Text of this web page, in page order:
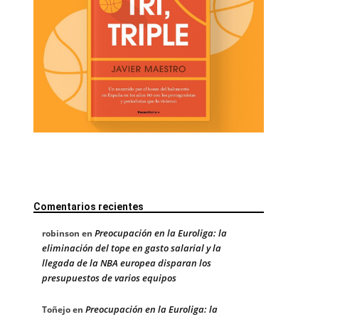
Comentarios recientes
robinson en Preocupación en la Euroliga: la
eliminación del tope en gasto salarial y la
llegada de la NBA europea disparan los
presupuestos de varios equipos
Toñejoen Preocupación en la Euroliga: la